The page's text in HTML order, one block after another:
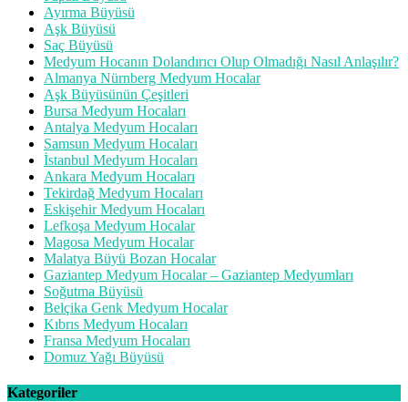
Ayırma Büyüsü
Aşk Büyüsü
Saç Büyüsü
Medyum Hocanın Dolandırıcı Olup Olmadığı Nasıl Anlaşılır?
Almanya Nürnberg Medyum Hocalar
Aşk Büyüsünün Çeşitleri
Bursa Medyum Hocaları
Antalya Medyum Hocaları
Samsun Medyum Hocaları
İstanbul Medyum Hocaları
Ankara Medyum Hocaları
Tekirdağ Medyum Hocaları
Eskişehir Medyum Hocaları
Lefkoşa Medyum Hocalar
Magosa Medyum Hocalar
Malatya Büyü Bozan Hocalar
Gaziantep Medyum Hocalar – Gaziantep Medyumları
Soğutma Büyüsü
Belçika Genk Medyum Hocalar
Kıbrıs Medyum Hocaları
Fransa Medyum Hocaları
Domuz Yağı Büyüsü
Kategoriler